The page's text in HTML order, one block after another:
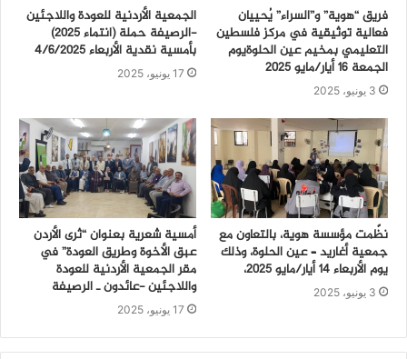
فريق “هوية” و”السراء” يُحييان
فعالية توثيقية في مركز فلسطين
التعليمي بمخيم عين الحلوةيوم
الجمعة 16 أيار/مايو 2025
3 يونيو، 2025
الجمعية الأردنية للعودة واللاجئين
-الرصيفة حملة (انتماء ٢٠٢٥)
بأمسية نقدية الأربعاء ٤/٦/٢٠٢٥
17 يونيو، 2025
نظّمت مؤسسة هوية، بالتعاون مع
جمعية أغاريد – عين الحلوة، وذلك
يوم الأربعاء 14 أيار/مايو 2025،
3 يونيو، 2025
أمسية شعرية بعنوان “ثرى الأردن
عبق الأخوة وطريق العودة” في
مقر الجمعية الأردنية للعودة
واللاجئين -عائدون ـ الرصيفة
17 يونيو، 2025